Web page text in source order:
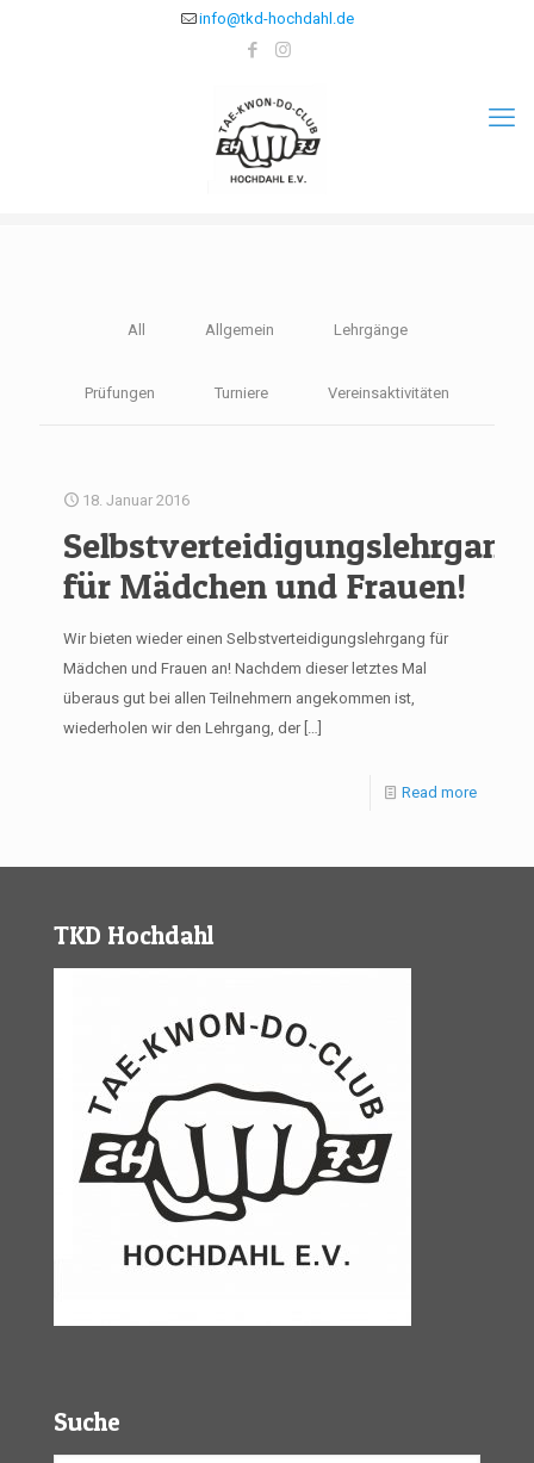
info@tkd-hochdahl.de
All Allgemein Lehrgänge
Prüfungen Turniere Vereinsaktivitäten
18. Januar 2016
Selbstverteidigungslehrgang
für Mädchen und Frauen!
Wir bieten wieder einen Selbstverteidigungslehrgang für
Mädchen und Frauen an! Nachdem dieser letztes Mal
überaus gut bei allen Teilnehmern angekommen ist,
wiederholen wir den Lehrgang, der[…]
Read more
TKD Hochdahl
Suche